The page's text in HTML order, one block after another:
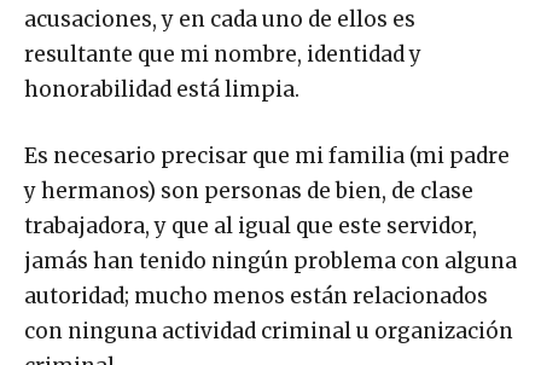
acusaciones, y en cada uno de ellos es
resultante que mi nombre, identidad y
honorabilidad está limpia.
Es necesario precisar que mi familia (mi padre
y hermanos) son personas de bien, de clase
trabajadora, y que al igual que este servidor,
jamás han tenido ningún problema con alguna
autoridad; mucho menos están relacionados
con ninguna actividad criminal u organización